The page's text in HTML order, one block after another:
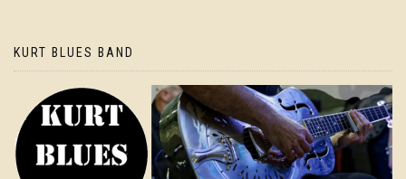
KURT BLUES BAND